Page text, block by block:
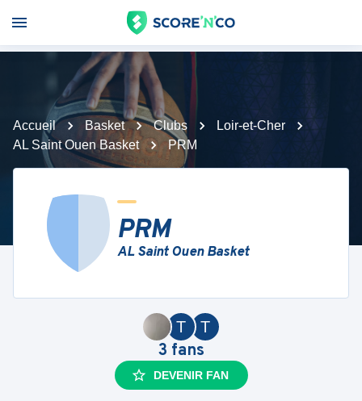
Accueil Basket Clubs
Loir-et-Cher
AL Saint Ouen Basket
PRM
PRM
AL Saint Ouen Basket
T
T
3 fans
DEVENIR FAN